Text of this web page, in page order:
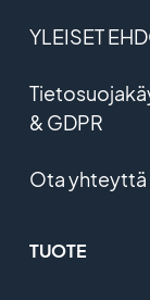
YLEISET
& GDPR
Ota yhteyttä
TUOTE